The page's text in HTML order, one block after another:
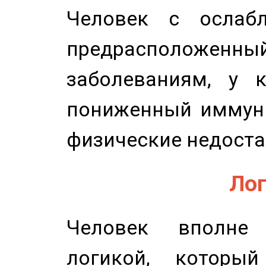
Человек с
заболеваниям, у
пониженный
физические
Человек
логикой,